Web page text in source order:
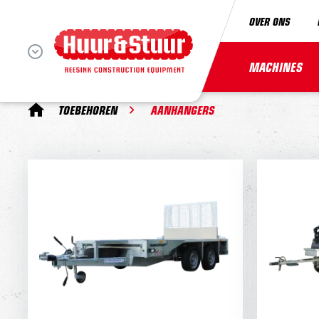
OVER ONS
MACHINES
TOEBEHOREN AANHANGERS
trekgewicht van de auto en het
laadgewicht van het
vervoersproduct.